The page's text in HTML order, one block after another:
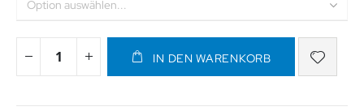
IN DEN WARENKORB